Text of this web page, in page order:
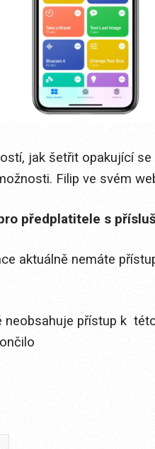
jak šetřit opakující
Filip ve svém
předplatitele s
aktuálně nemáte
neobsahuje přístup k